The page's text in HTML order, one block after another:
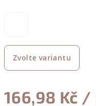
Zvolte variantu
166,98 Kč /